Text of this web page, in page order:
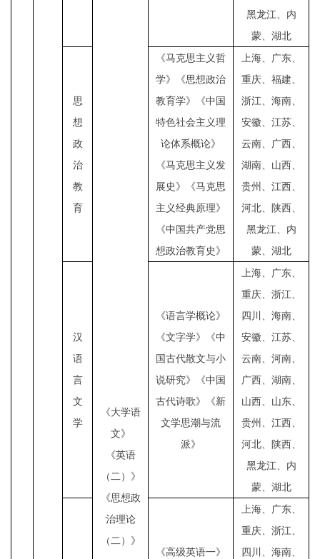
《大学语
文》
《英语
（二）》
《思想政
治理论
（二）》
黑龙江、内
蒙、湖北
思
想
政
治
教
育
《马克思主义哲
学》《思想政治
教育学》《中国
特色社会主义理
论体系概论》
《马克思主义发
展史》《马克思
主义经典原理》
《中国共产党思
想政治教育史》
上海、广东、
重庆、福建、
浙江、海南、
安徽、江苏、
云南、广西、
湖南、山西、
贵州、江西、
河北、陕西、
黑龙江、内
蒙、湖北
汉
语
言
文
学
《语言学概论》
《文字学》《中
国古代散文与小
说研究》《中国
古代诗歌》《新
文学思潮与流
派》
上海、广东、
重庆、浙江、
四川、海南、
安徽、江苏、
云南、河南、
广西、湖南、
山西、山东、
贵州、江西、
河北、陕西、
黑龙江、内
蒙、湖北
《高级英语一》
上海、广东、
重庆、浙江、
四川、海南、